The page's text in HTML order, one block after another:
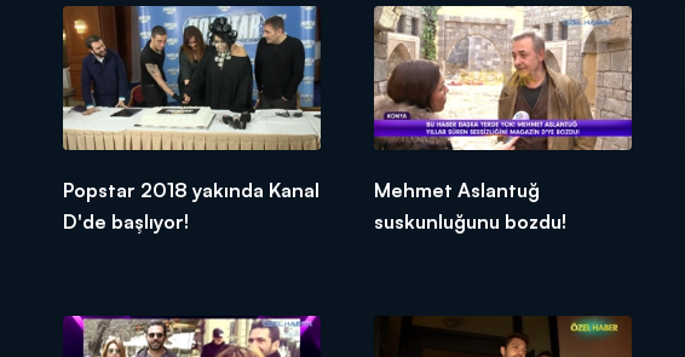
Popstar 2018 yakında Kanal
D'de başlıyor!
Mehmet Aslantuğ
suskunluğunu bozdu!